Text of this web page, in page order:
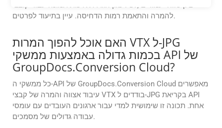
כגון הגדרת איכות תמונה עבור קובצי PDF, ציון טווחי עמודים
להמרה והתאמת רמות הדחיסה. עיין בתיעוד לפרטים.
האם אוכל להפוך המרות VTX ל-JPG
בכמות גדולה באמצעות ממשקי API של
GroupDocs.Conversion Cloud?
כל ממשקי ה-API של GroupDocs.Conversion Cloud מאפשרים
עיבוד אצווה והמרה של קבצי VTX בודדים ל-JPG בקריאת API
אחת. תכונה זו שימושית למדי עבור ארגונים העובדים עם עומסי
עבודה גדולים של מסמכים.